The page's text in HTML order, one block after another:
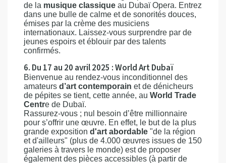
de la musique classique au Dubaï Opera. Entrez
dans une bulle de calme et de sonorités douces,
émises par la crème des musiciens
internationaux. Laissez-vous surprendre par de
jeunes espoirs et éblouir par des talents
confirmés.
6. Du 17 au 20 avril 2025 : World Art Dubaï
Bienvenue au rendez-vous inconditionnel des
amateurs d’art contemporain et de dénicheurs
de pépites se tient, cette année, au World Trade
Centre de Dubaï.
Rassurez-vous ; nul besoin d’être millionnaire
pour s’offrir une œuvre. En effet, le but de la plus
grande exposition d'art abordable "de la région
et d'ailleurs" (plus de 4.000 œuvres issues de 150
galeries à travers le monde) est de proposer
également des pièces accessibles (à partir de